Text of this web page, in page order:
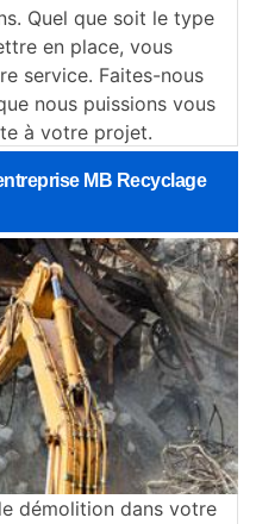
Quel que soit le type
en place, vous
service. Faites-nous
nous puissions vous
à votre projet.
MB Recyclage
démolition dans votre